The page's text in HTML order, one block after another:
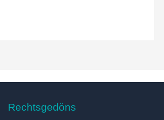
Rechtsgedöns